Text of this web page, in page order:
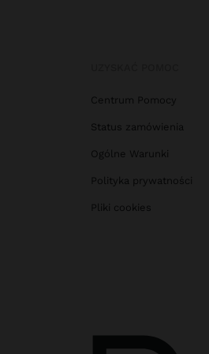
Centrum Pomocy
Status zamówienia
Ogólne Warunki
Polityka prywatności
Pliki cookies